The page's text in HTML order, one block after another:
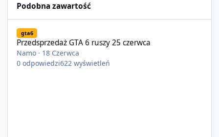
Podobna zawartość
gta6
Przedsprzedaż GTA 6 ruszy 25 czerwca
Namo · 18 Czerwca
0 odpowiedzi622 wyświetleń